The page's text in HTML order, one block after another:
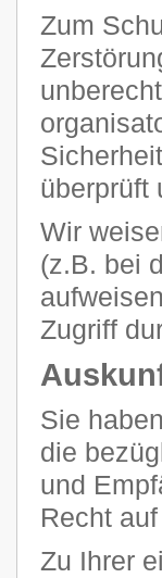
Zum
überprüft
Wir
(z.B. bei
Zugriff
Sie
die
und
Recht
Zu Ihrer